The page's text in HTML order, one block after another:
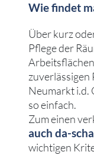
Wie findet
Über kurz
Pflege der
zuverlässigen
Neumarkt i.d.
so einfach.
Zum einen
auch da-
wichtigen